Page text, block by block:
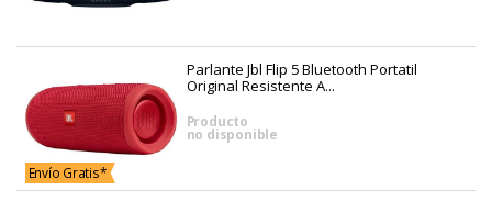
Envío Gratis*
Parlante Jbl Flip 5 Bluetooth Portatil
Original Resistente A...
Producto
no disponible